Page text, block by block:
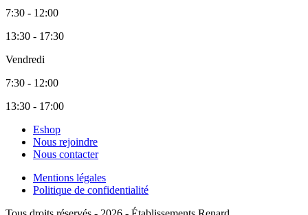
7:30 - 12:00
13:30 - 17:30
Vendredi
7:30 - 12:00
13:30 - 17:00
Eshop
Nous rejoindre
Nous contacter
Mentions légales
Politique de confidentialité